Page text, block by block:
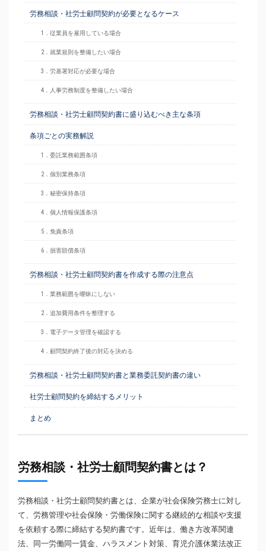
労務相談・社労士顧問契約が必要となるケース
1．従業員を雇用している場合
2．就業規則を整備したい場合
3．労基署対応が必要な場合
4．人事労務制度を整備したい場合
労務相談・社労士顧問契約書に盛り込むべき主な条項
条項ごとの実務解説
1．委託業務範囲条項
2．個別業務条項
3．秘密保持条項
4．個人情報保護条項
5．免責条項
6．損害賠償条項
労務相談・社労士顧問契約書を作成する際の注意点
1．業務範囲を曖昧にしない
2．追加費用条件を整理する
3．電子データ管理を確認する
4．顧問契約終了後の対応を決める
労務相談・社労士顧問契約書と業務委託契約書の違い
社労士顧問契約を締結するメリット
まとめ
労務相談・社労士顧問契約書とは？
労務相談・社労士顧問契約書とは、企業が社会保険労務士に対し
て、労務管理や社会保険・労働保険に関する継続的な相談や支援
を依頼する際に締結する契約書です。近年は、働き方改革関連
法、同一労働同一賃金、ハラスメント対策、育児介護休業法改正